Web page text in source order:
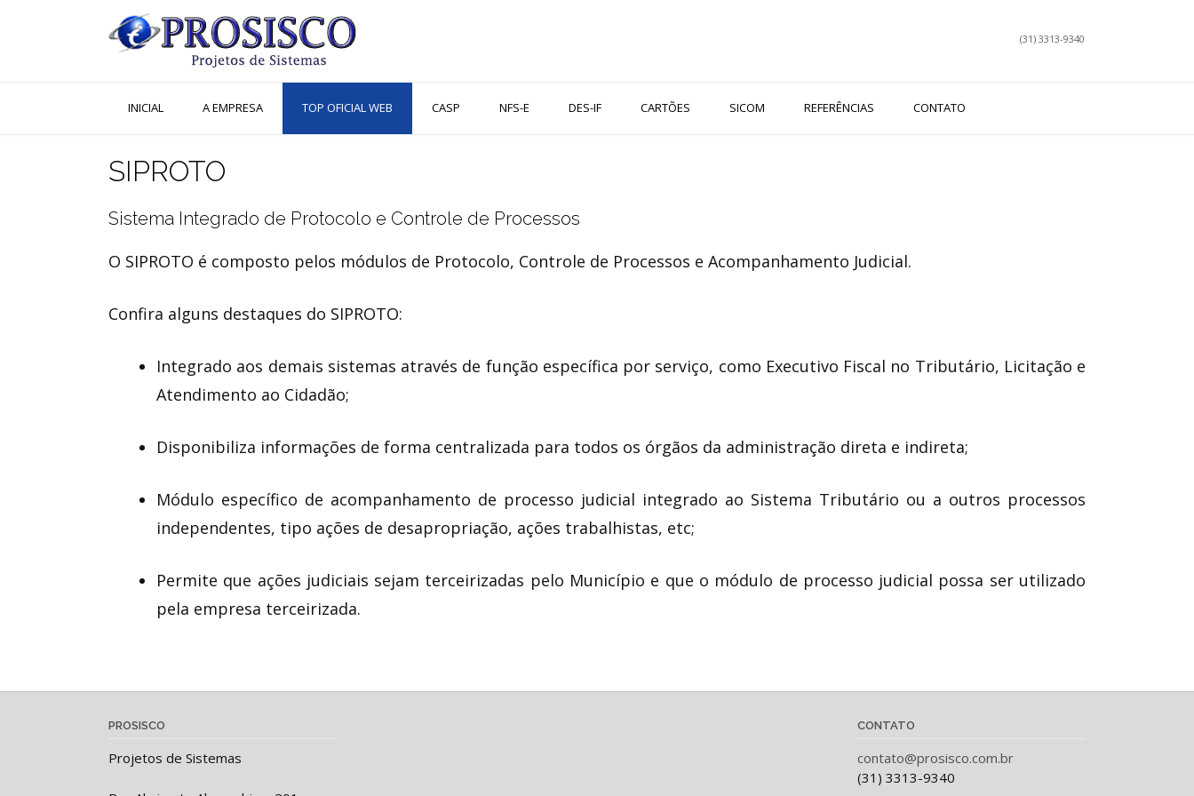
(31) 3313-9340
INICIAL A EMPRESA TOP OFICIAL WEB CASP NFS-E DES-IF CARTÕES SICOM REFERÊNCIAS CONTATO
SIPROTO
Sistema Integrado de Protocolo e Controle de Processos
O SIPROTO é composto pelos módulos de Protocolo, Controle de Processos e Acompanhamento Judicial.
Confira alguns destaques do SIPROTO:
Integrado aos demais sistemas através de função específica por serviço, como Executivo Fiscal no Tributário, Licitação e
Atendimento ao Cidadão;
Disponibiliza informações de forma centralizada para todos os órgãos da administração direta e indireta;
Módulo específico de acompanhamento de processo judicial integrado ao Sistema Tributário ou a outros processos
independentes, tipo ações de desapropriação, ações trabalhistas, etc;
Permite que ações judiciais sejam terceirizadas pelo Município e que o módulo de processo judicial possa ser utilizado
pela empresa terceirizada.
PROSISCO
Projetos de Sistemas
CONTATO
contato@prosisco.com.br
(31) 3313-9340